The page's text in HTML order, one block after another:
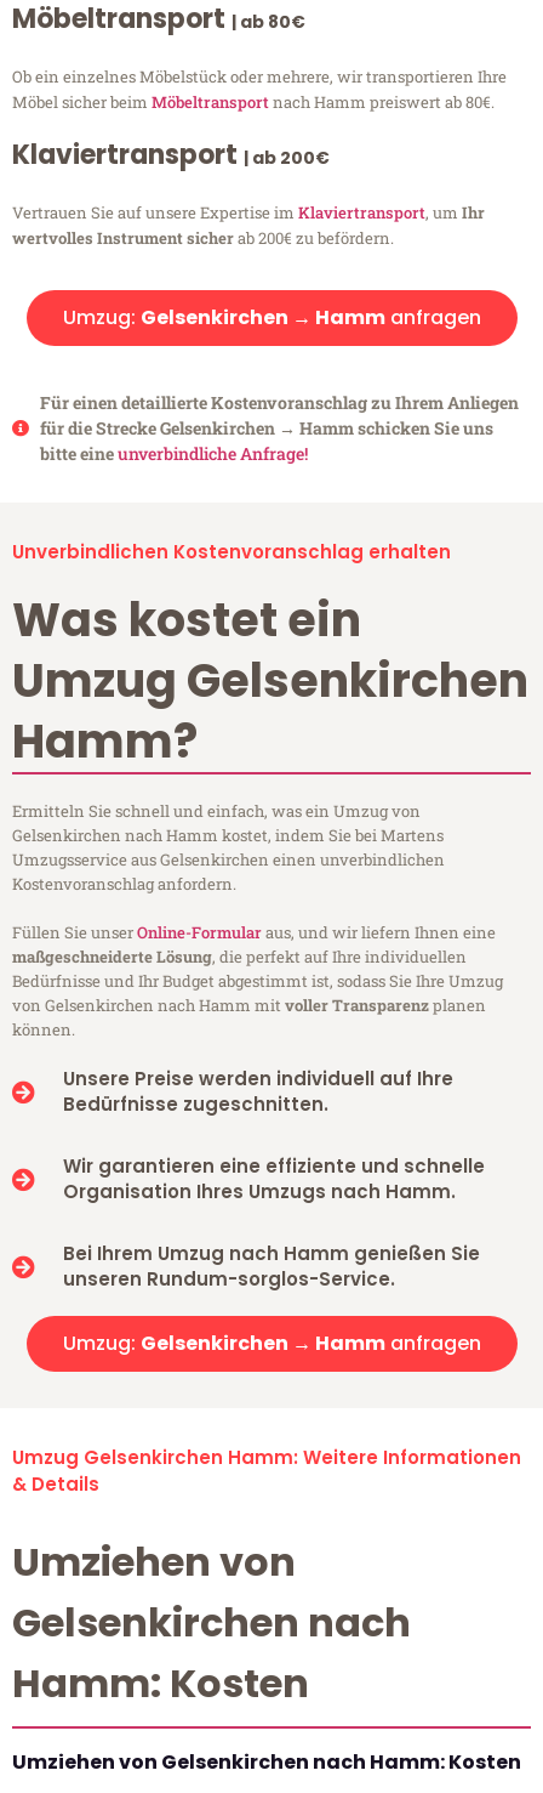
Möbeltransport | ab 80€
Ob ein einzelnes Möbelstück oder mehrere, wir transportieren Ihre
Möbel sicher beim Möbeltransportnach Hamm preiswert ab 80€.
Klaviertransport | ab 200€
Vertrauen Sie auf unsere Expertise im Klaviertransport, um Ihr
wertvolles Instrument sicherab 200€ zu befördern.
Umzug: Gelsenkirchen → Hammanfragen
Für einen detaillierte Kostenvoranschlag zu Ihrem Anliegen
für die Strecke Gelsenkirchen → Hamm schicken Sie uns
bitte eineunverbindliche Anfrage!
Unverbindlichen Kostenvoranschlag erhalten
Was kostet ein
Umzug Gelsenkirchen
Hamm?
Ermitteln Sie schnell und einfach, was ein Umzug von
Gelsenkirchen nach Hamm kostet, indem Sie bei Martens
Umzugsservice aus Gelsenkirchen einen unverbindlichen
Kostenvoranschlag anfordern.
Füllen Sie unserOnline-Formularaus, und wir liefern Ihnen eine
maßgeschneiderte Lösung, die perfekt auf Ihre individuellen
Bedürfnisse und Ihr Budget abgestimmt ist, sodass Sie Ihre Umzug
von Gelsenkirchen nach Hamm mitvoller Transparenzplanen
können.
Unsere Preise werden individuell auf Ihre
Bedürfnisse zugeschnitten.
Wir garantieren eine effiziente und schnelle
Organisation Ihres Umzugs nach Hamm.
Bei Ihrem Umzug nach Hamm genießen Sie
unseren Rundum-sorglos-Service.
Umzug: Gelsenkirchen → Hammanfragen
Umzug Gelsenkirchen Hamm: Weitere Informationen
& Details
Umziehen von
Gelsenkirchen nach
Hamm: Kosten
Umziehen von Gelsenkirchen nach Hamm: Kosten